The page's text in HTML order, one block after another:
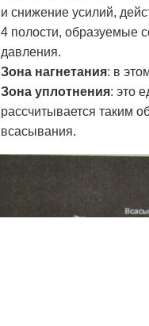
и снижение усилий,
4 полости, образуемые
давления.
Зона нагнетания: в
Зона уплотнения: это
рассчитывается таким
всасывания.